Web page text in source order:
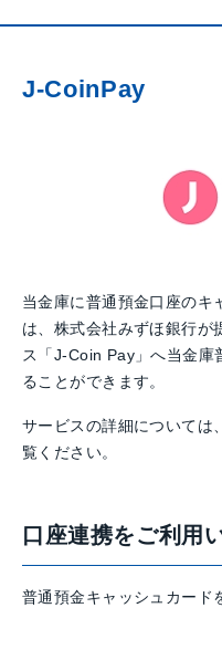
J-CoinPay
当金庫に普通預金口座のキ
は、株式会社みずほ銀行が
ス「J-Coin Pay」へ当金庫
ることができます。
サービスの詳細については
覧ください。
口座連携をご利用
普通預金キャッシュカード